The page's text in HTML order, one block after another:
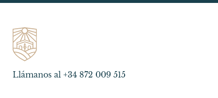
Llámanos al +34 872 009 515